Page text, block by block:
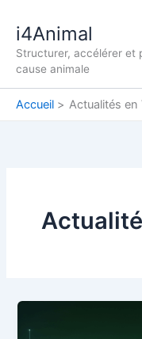
contenu
i4Animal
Structurer, accélérer et
cause animale
Accueil Actualités en